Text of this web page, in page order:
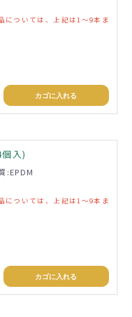
ついては、上記は1～9本ま
カゴに入れる
入)
:EPDM
ついては、上記は1～9本ま
カゴに入れる